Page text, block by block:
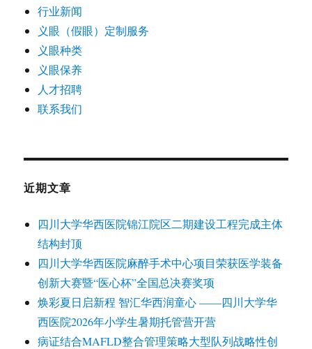
行业新闻
义眼（假眼）定制服务
义眼种类
义眼保养
人才招聘
联系我们
近期文章
四川大学华西医院锦江院区二期建设工程完成主体
结构封顶
四川大学华西医院麻醉手术中心项目荣获医学装备
创新大赛暨“医心杯”全国总决赛奖项
焕彩夏日启新程 智汇华西润童心 ——四川大学华
西医院2026年小学生暑期托管营开营
病证结合MAFLD整合管理策略大型队列战略性创